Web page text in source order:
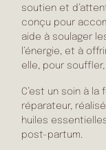
soutien et
conçu pour
aide à soulager
l’énergie, et à
elle, pour
C’est un soin à
réparateur,
huiles
post-partum.